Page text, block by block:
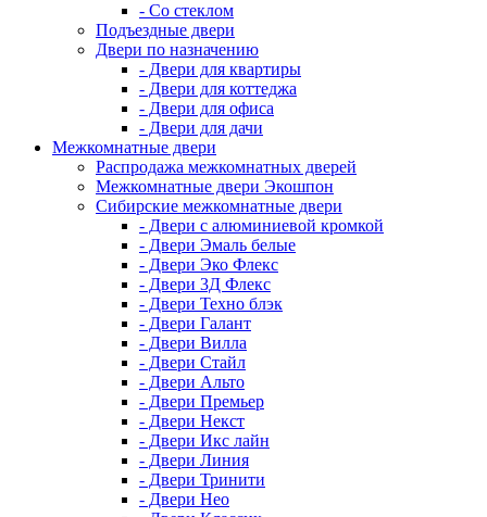
- Со стеклом
Подъездные двери
Двери по назначению
- Двери для квартиры
- Двери для коттеджа
- Двери для офиса
- Двери для дачи
Межкомнатные двери
Распродажа межкомнатных дверей
Межкомнатные двери Экошпон
Сибирские межкомнатные двери
- Двери с алюминиевой кромкой
- Двери Эмаль белые
- Двери Эко Флекс
- Двери 3Д Флекс
- Двери Техно блэк
- Двери Галант
- Двери Вилла
- Двери Стайл
- Двери Альто
- Двери Премьер
- Двери Некст
- Двери Икс лайн
- Двери Линия
- Двери Тринити
- Двери Нео